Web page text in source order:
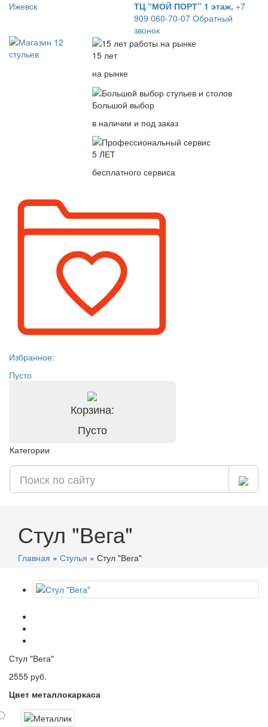
Ижевск ТЦ “МОЙ ПОРТ” 1 этаж, +7
909 060-70-07 Обратный
звонок
15 лет
на рынке
Большой выбор
в наличии и под заказ
5 ЛЕТ
бесплатного сервиса
Избранное:
Пусто
Корзина:
Пусто
Категории
Стул "Вега"
Главная » Стулья » Стул "Вега"
Стул "Вега"
2555 руб.
Цвет металлокаркаса